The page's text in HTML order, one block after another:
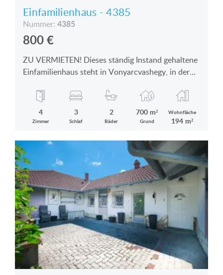
Einfamilienhaus - 4385
Nummer: 4385
800€
ZU VERMIETEN! Dieses ständig Instand gehaltene
Einfamilienhaus steht in Vonyarcvashegy, in der
4
Zimmer
3
Schlaf
2
Bäder
700 m²
Grund
Wohnfläche
194 m²